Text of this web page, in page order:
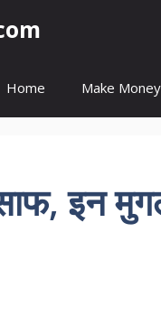
Home Make Money
इन